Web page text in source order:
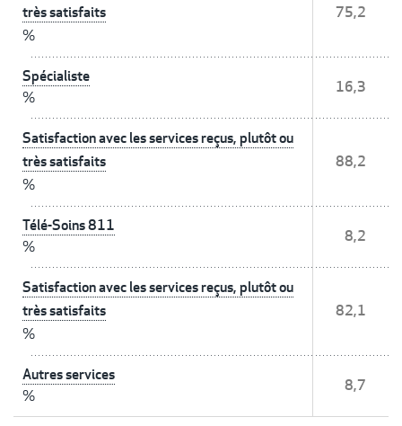
très satisfaits
%
75,2
Spécialiste
%
16,3
Satisfaction avec les services reçus, plutôt ou
très satisfaits
%
88,2
Télé-Soins 811
%
8,2
Satisfaction avec les services reçus, plutôt ou
très satisfaits
%
82,1
Autres services
%
8,7